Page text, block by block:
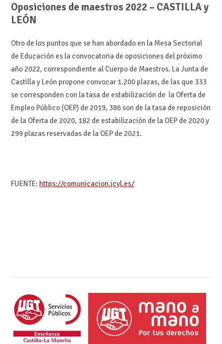
Oposiciones de maestros 2022 – CASTILLA y
LEÓN
Otro de los puntos que se han abordado en la Mesa Sectorial
de Educación es la convocatoria de oposiciones del próximo
año 2022, correspondiente al Cuerpo de Maestros. La Junta de
Castilla y León propone convocar 1.200 plazas, de las que 333
se corresponden con la tasa de estabilización de la Oferta de
Empleo Público (OEP) de 2019, 386 son de la tasa de reposición
de la Oferta de 2020, 182 de estabilización de la OEP de 2020 y
299 plazas reservadas de la OEP de 2021.
FUENTE: https://comunicacion.jcyl.es/